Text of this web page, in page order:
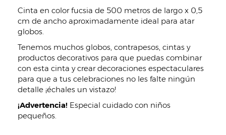
​Cinta en color fucsia de 500 metros de largo x 0,5
cm de ancho aproximadamente ideal para atar
globos.
Tenemos muchos globos, contrapesos, cintas y
productos decorativos para que puedas combinar
con esta cinta y crear decoraciones espectaculares
para que a tus celebraciones no les falte ningún
detalle ¡échales un vistazo!
¡Advertencia! Especial cuidado con niños
pequeños.